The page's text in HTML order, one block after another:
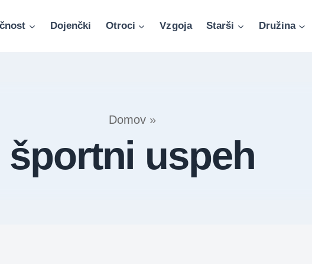
Dojenčki Otroci Vzgoja Starši Družina
Domov »
športni uspeh